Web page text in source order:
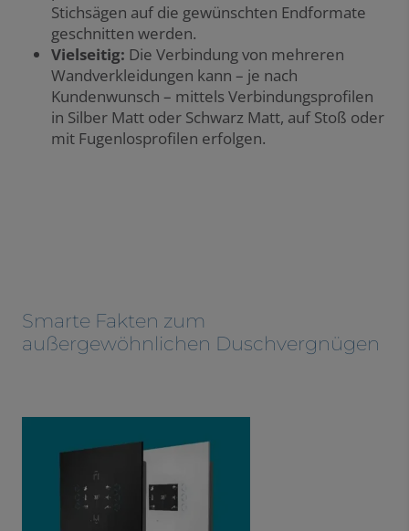
Stichsägen auf die gewünschten Endformate
geschnitten werden.
Vielseitig: Die Verbindung von mehreren
Wandverkleidungen kann – je nach
Kundenwunsch – mittels Verbindungsprofilen
in Silber Matt oder Schwarz Matt, auf Stoß oder
mit Fugenlosprofilen erfolgen.
Smarte Fakten zum
außergewöhnlichen Duschvergnügen